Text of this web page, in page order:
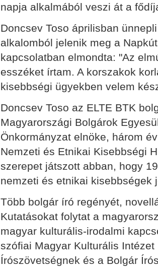
napja alkalmából veszi át a
Doncsev Toso áprilisban
alkalomból jelenik meg a
kapcsolatban elmondta: "Az
esszéket írtam. A korszakok
kisebbségi ügyekben velem
Doncsev Toso az ELTE BTK
Magyarországi Bolgárok
Önkormányzat elnöke, három
Nemzeti és Etnikai Kisebbségi
szerepet játszott abban, hogy
nemzeti és etnikai kisebbségek
Több bolgár író regényét,
Kutatásokat folytat a
magyar kulturális-irodalmi
szófiai Magyar Kulturális
Írószövetségnek és a Bolgár